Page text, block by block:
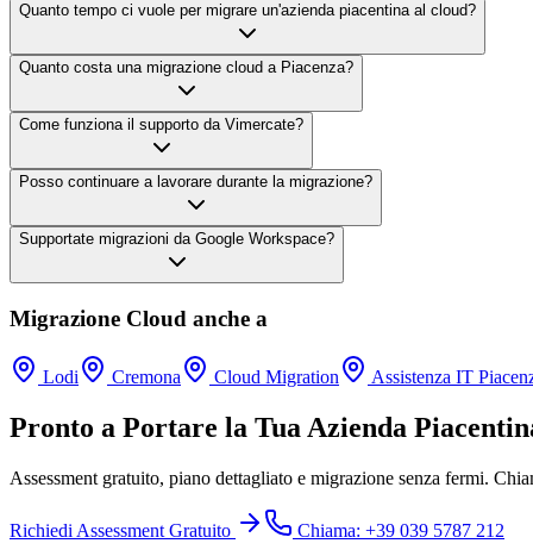
Quanto tempo ci vuole per migrare un'azienda piacentina al cloud?
Quanto costa una migrazione cloud a Piacenza?
Come funziona il supporto da Vimercate?
Posso continuare a lavorare durante la migrazione?
Supportate migrazioni da Google Workspace?
Migrazione Cloud anche a
Lodi Cremona Cloud Migration Assistenza IT
Pronto a Portare la Tua Azienda
Assessment gratuito, piano dettagliato e migrazione senza fermi.
Richiedi Assessment Gratuito Chiama: +39 039 5787 212